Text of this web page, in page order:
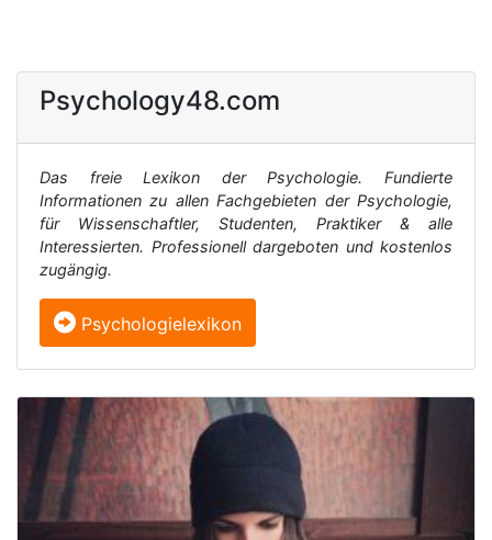
Psychology48.com
Das freie Lexikon der Psychologie. Fundierte
Informationen zu allen Fachgebieten der Psychologie,
für Wissenschaftler, Studenten, Praktiker & alle
Interessierten. Professionell dargeboten und kostenlos
zugängig.
Psychologielexikon